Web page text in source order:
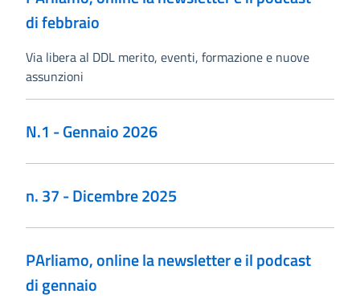
di febbraio
Via libera al DDL merito, eventi, formazione e nuove
assunzioni
N.1 - Gennaio 2026
n. 37 - Dicembre 2025
PArliamo, online la newsletter e il podcast
di gennaio